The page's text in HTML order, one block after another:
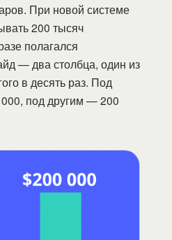
При новой системе
200 тысяч
полагался
— два столбца, один из
в десять раз. Под
под другим — 200